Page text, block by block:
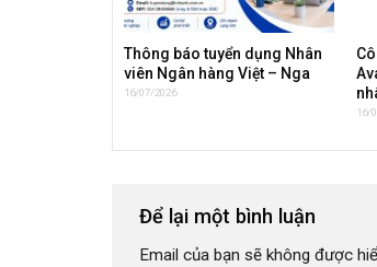
Thông báo tuyển dụng Nhân
viên Ngân hàng Việt – Nga
16/07/2026
16/
Để lại một bình luận
Email của bạn sẽ không được